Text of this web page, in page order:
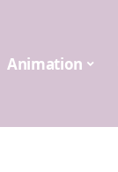
Animation